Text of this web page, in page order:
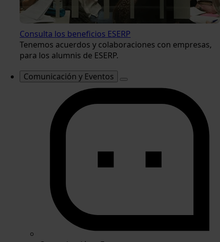
Consulta los beneficios ESERP
Tenemos acuerdos y colaboraciones con empresas,
para los alumnis de ESERP.
Comunicación y Eventos